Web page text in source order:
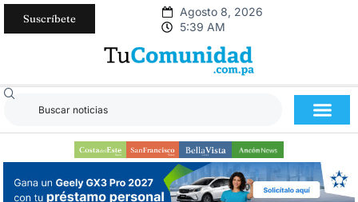
Suscríbete
Agosto 8, 2026
5:39 AM